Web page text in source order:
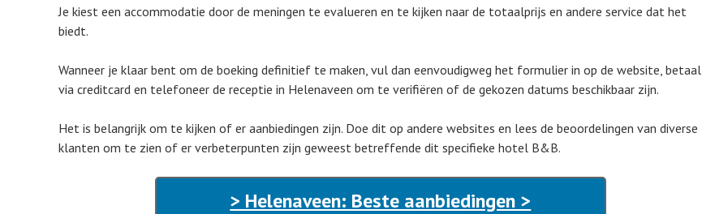
Je kiest een accommodatie door de meningen te evalueren en te kijken naar de totaalprijs en andere service dat het
biedt.
Wanneer je klaar bent om de boeking definitief te maken, vul dan eenvoudigweg het formulier in op de website, betaal
via creditcard en telefoneer de receptie in Helenaveen om te verifiëren of de gekozen datums beschikbaar zijn.
Het is belangrijk om te kijken of er aanbiedingen zijn. Doe dit op andere websites en lees de beoordelingen van diverse
klanten om te zien of er verbeterpunten zijn geweest betreffende dit specifieke hotel B&B.
> Helenaveen: Beste aanbiedingen >